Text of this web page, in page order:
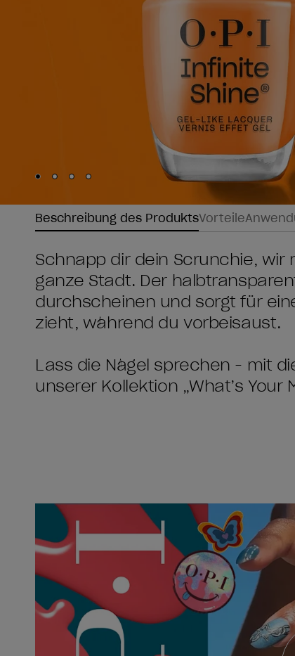
Skip to slide
Skip to slide
Skip to slide
Skip to slide 4
Beschreibung des ProduktsVorteile
Schnapp dir dein Scrunchie,
ganze Stadt. Der
durchscheinen und sorgt für
zieht, während du vorbeisaust.
Lass die Nägel sprechen - mit
unserer Kollektion „What’s Your